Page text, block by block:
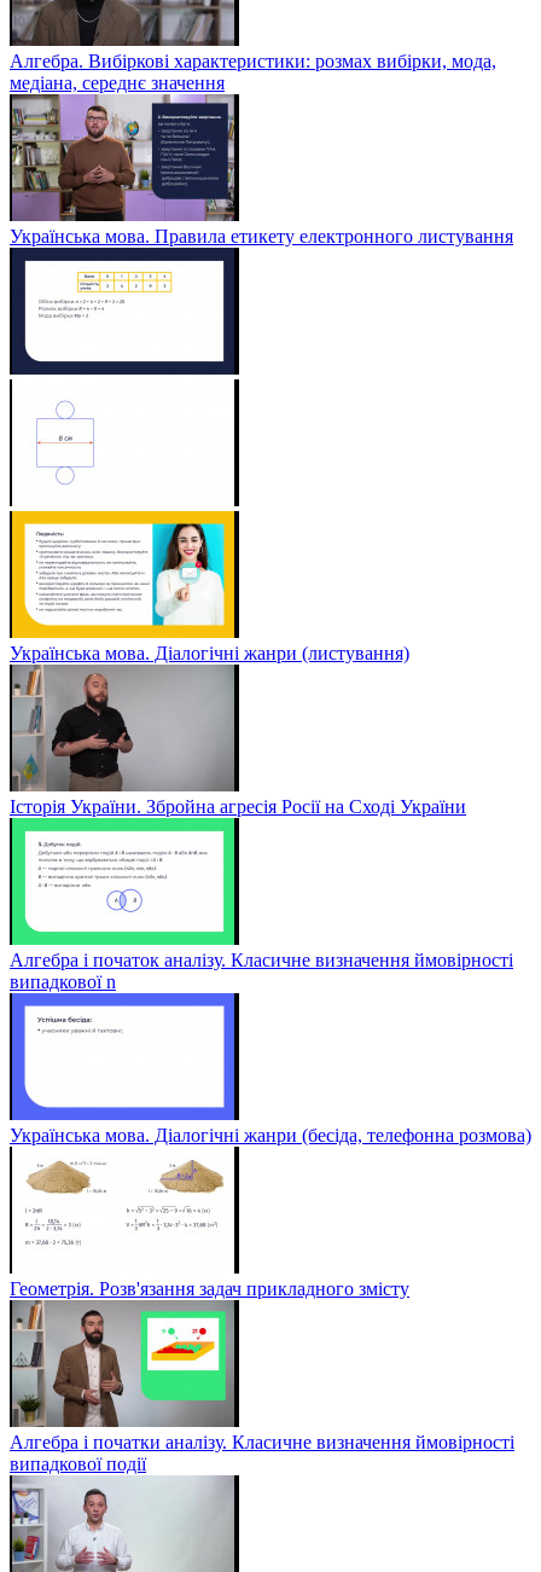
Алгебра. Вибіркові характеристики: розмах вибірки, мода,
медіана, середнє значення
Українська мова. Правила етикету електронного листування
Українська мова. Діалогічні жанри (листування)
Історія України. Збройна агресія Росії на Сході України
Алгебра і початок аналізу. Класичне визначення ймовірності
випадкової n
Українська мова. Діалогічні жанри (бесіда, телефонна розмова)
Геометрія. Розв'язання задач прикладного змісту
Алгебра і початки аналізу. Класичне визначення ймовірності
випадкової події